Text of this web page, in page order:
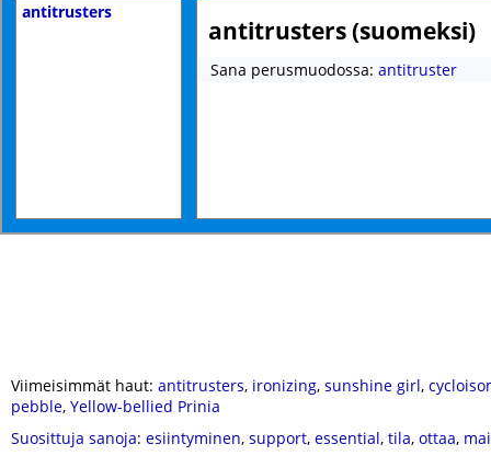
antitrusters
antitrusters (suomeksi)
Sana perusmuodossa: antitruster
Viimeisimmät haut: antitrusters, ironizing, sunshine girl,
pebble, Yellow-bellied Prinia
Suosittuja sanoja: esiintyminen, support, essential, tila, ottaa,